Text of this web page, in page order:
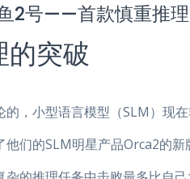
i
l
e
a
m
t
s
p
p
s
e
a
o
e
2号——首款慎重推
的突破
，小型语言模型（SLM）现在
他们的SLM明星产品Orca2的